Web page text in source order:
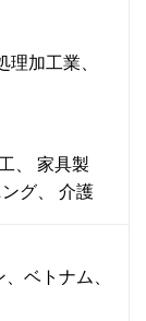
理加工業
家具製
グ 介護
ベトナム、